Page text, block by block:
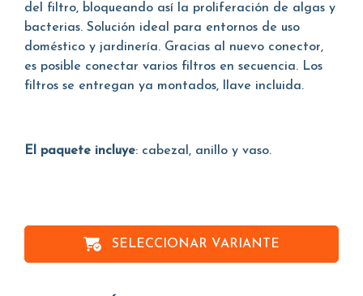
del filtro, bloqueando así la proliferación de algas y
bacterias. Solución ideal para entornos de uso
doméstico y jardinería. Gracias al nuevo conector,
es posible conectar varios filtros en secuencia. Los
filtros se entregan ya montados, llave incluida.
El paquete incluye: cabezal, anillo y vaso.
SELECCIONAR VARIANTE